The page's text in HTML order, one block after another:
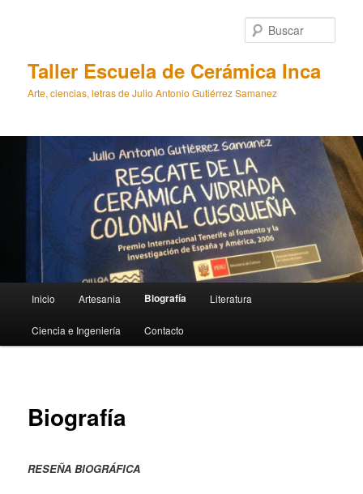
Taller Escuela de Cerámica Inca
Arte, ciencias, letras de Julio Antonio Gutiérrez Samanez
Ir
al
Inicio Artesania Biografía Literatura
Ciencia e Ingeniería Contacto
Biografía
RESEÑA BIOGRÁFICA